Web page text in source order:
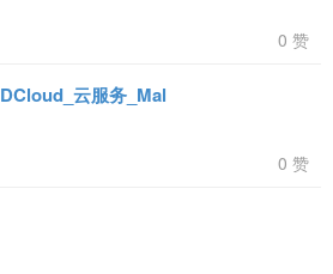
0 赞
DCloud_云服务_Mal
0 赞